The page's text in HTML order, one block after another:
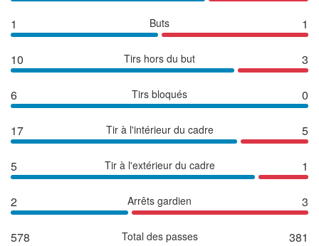
1 Buts 1
10 Tirs hors du but 3
6 Tirs bloqués 0
17 Tir à l'intérieur du cadre 5
5 Tir à l'extérieur du cadre 1
2 Arrêts gardien 3
578 Total des passes 381